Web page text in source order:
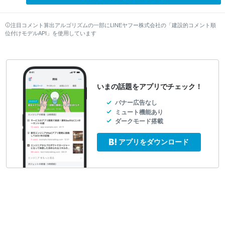
注目コメント算出アルゴリズムの一部にLINEヤフー株式会社の「建設的コメント順
位付けモデルAPI」を使用しています
いまの話題をアプリでチェック！
バナー広告なし
ミュート機能あり
ダークモード搭載
アプリをダウンロード